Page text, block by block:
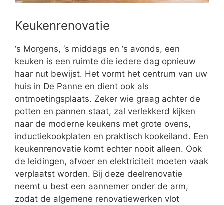
Keukenrenovatie
‘s Morgens, ‘s middags en ‘s avonds, een
keuken is een ruimte die iedere dag opnieuw
haar nut bewijst. Het vormt het centrum van uw
huis in De Panne en dient ook als
ontmoetingsplaats. Zeker wie graag achter de
potten en pannen staat, zal verlekkerd kijken
naar de moderne keukens met grote ovens,
inductiekookplaten en praktisch kookeiland. Een
keukenrenovatie komt echter nooit alleen. Ook
de leidingen, afvoer en elektriciteit moeten vaak
verplaatst worden. Bij deze deelrenovatie
neemt u best een aannemer onder de arm,
zodat de algemene renovatiewerken vlot